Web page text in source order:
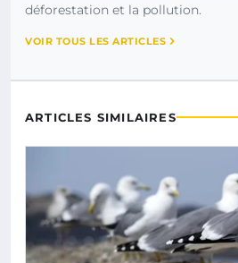
déforestation et la pollution.
VOIR TOUS LES ARTICLES
ARTICLES SIMILAIRES